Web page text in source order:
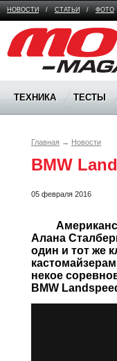
НОВОСТИ / СТАТЬИ / ФОТО
Moto Magazine
ТЕХНИКА ТЕСТЫ
Главная → Новости
BMW
05 февраля 2016
Алана
один и тот же
некое